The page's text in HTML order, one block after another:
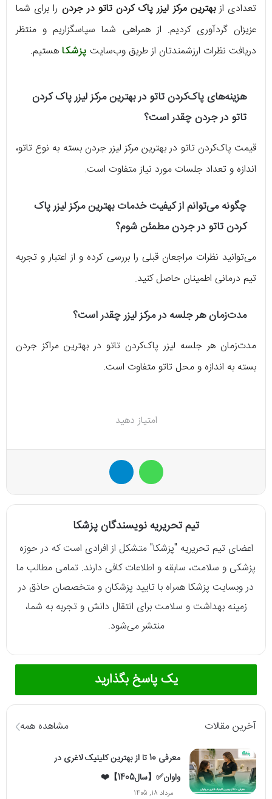
تعدادی ازبهترین مرکز لیزر پاک کردن تاتو در جردن را برای شما
عزیزان گردآوری کردیم. از همراهی شما سپاسگزاریم و منتظر
دریافت نظرات ارزشمندتان از طریق وب‌سایت پزشکاهستیم.
هزینه‌های پاک‌کردن تاتو در بهترین مرکز لیزر پاک کردن
تاتو در جردن چقدر است؟
قیمت پاک‌کردن تاتو در بهترین مرکز لیزر جردن بسته به نوع تاتو،
اندازه و تعداد جلسات مورد نیاز متفاوت است.
چگونه می‌توانم از کیفیت خدمات بهترین مرکز لیزر پاک
کردن تاتو در جردن مطمئن شوم؟
می‌توانید نظرات مراجعان قبلی را بررسی کرده و از اعتبار و تجربه
تیم درمانی اطمینان حاصل کنید.
مدت‌زمان هر جلسه در مرکز لیزر چقدر است؟
مدت‌زمان هر جلسه لیزر پاک‌کردن تاتو در بهترین مراکز جردن
بسته به اندازه و محل تاتو متفاوت است.
امتیاز دهید
واتس آپ
تیم تحریریه نویسندگان پزشکا
اعضای تیم تحریریه "پزشکا" متشکل از افرادی است که در حوزه
پزشکی و سلامت، سابقه و اطلاعات کافی دارند. تمامی مطالب ما
در وبسایت پزشکا همراه با تایید پزشکان و متخصصان حاذق در
زمینه بهداشت و سلامت برای انتقال دانش و تجربه به شما،
منتشر می‌شود.
یک پاسخ بگذارید
آخرین مقالات مشاهده همه
معرفی 10 تا از بهترین کلینیک لاغری در
واوان✅【سال1405】❤️
مرداد 18, 1405